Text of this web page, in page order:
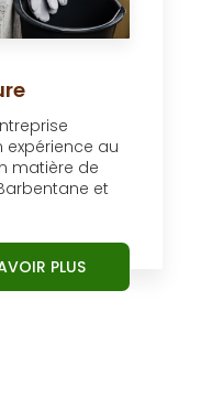
expérience au
matière de
et
PLUS